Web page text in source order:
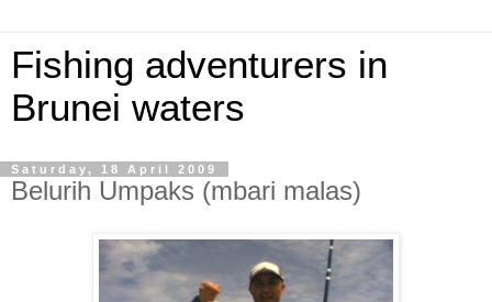
Fishing adventurers in
Brunei waters
Saturday, 18 April 2009
Belurih Umpaks (mbari malas)